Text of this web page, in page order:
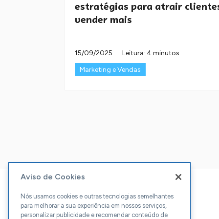
estratégias para atrair
vender mais
15/09/2025
Leitura: 4 minutos
Marketing e Vendas
Aviso de Cookies
Nós usamos cookies e outras tecnologias semelhantes
para melhorar a sua experiência em nossos serviços,
personalizar publicidade e recomendar conteúdo de